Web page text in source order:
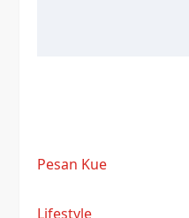
Pesan Kue
Lifestyle